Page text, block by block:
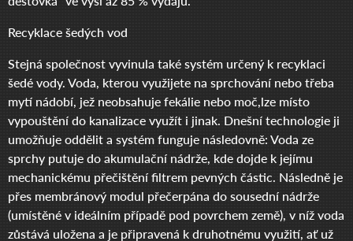
Recyklace šedých vod
Stejná společnost vyvinula také systém určený k recyklaci
šedé vody. Voda, kterou využijete na sprchování nebo třeba
mytí nádobí, jež neobsahuje fekálie nebo moč,lze místo
vypouštění do kanalizace využít i jinak. Dnešní technologie ji
umožňuje oddělit a systém funguje následovně: Voda ze
sprchy putuje do akumulační nádrže, kde dojde k jejímu
mechanickému přečištění filtrem pevných částic. Následně je
přes membránový modul přečerpána do sousední nádrže
(umístěné v ideálním případě pod povrchem země), v níž voda
zůstává uložena a je připravená k druhotnému využití, ať už